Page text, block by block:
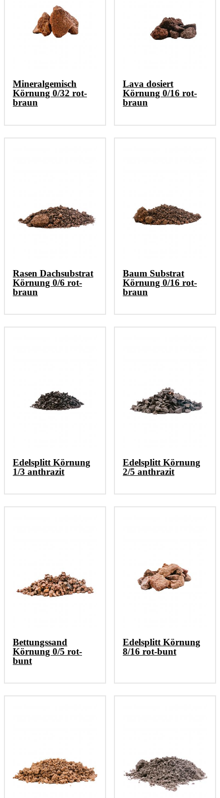
Mineralgemisch
Körnung 0/32 rot-
braun
Lava dosiert
Körnung 0/16 rot-
braun
Rasen Dachsubstrat
Körnung 0/6 rot-
braun
Baum Substrat
Körnung 0/16 rot-
braun
Edelsplitt Körnung
1/3 anthrazit
Edelsplitt Körnung
2/5 anthrazit
Bettungssand
Körnung 0/5 rot-
bunt
Edelsplitt Körnung
8/16 rot-bunt